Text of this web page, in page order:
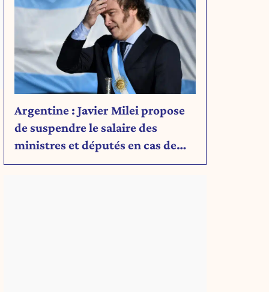
Argentine : Javier Milei propose
de suspendre le salaire des
ministres et députés en cas de
déficit budgétaire